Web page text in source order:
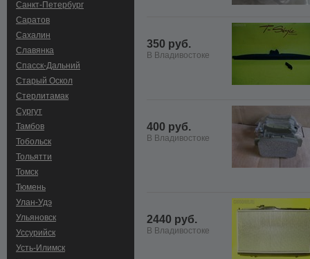
Санкт-Петербург
Саратов
Сахалин
Славянка
Спасск-Дальний
Старый Оскол
Стерлитамак
Сургут
Тамбов
Тобольск
Тольятти
Томск
Тюмень
Улан-Удэ
Ульяновск
Уссурийск
Усть-Илимск
350 руб.
В Владивостоке
400 руб.
В Владивостоке
2440 руб.
В Владивостоке